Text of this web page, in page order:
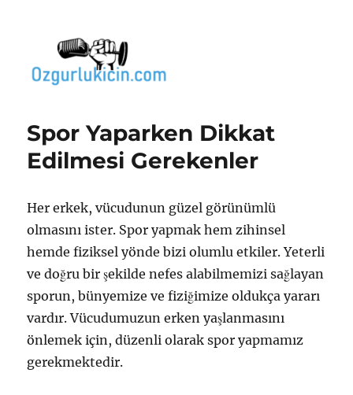
Spor Yaparken Dikkat
Edilmesi Gerekenler
Her erkek, vücudunun güzel görünümlü
olmasını ister. Spor yapmak hem zihinsel
hemde fiziksel yönde bizi olumlu etkiler. Yeterli
ve doğru bir şekilde nefes alabilmemizi sağlayan
sporun, bünyemize ve fiziğimize oldukça yararı
vardır. Vücudumuzun erken yaşlanmasını
önlemek için, düzenli olarak spor yapmamız
gerekmektedir.